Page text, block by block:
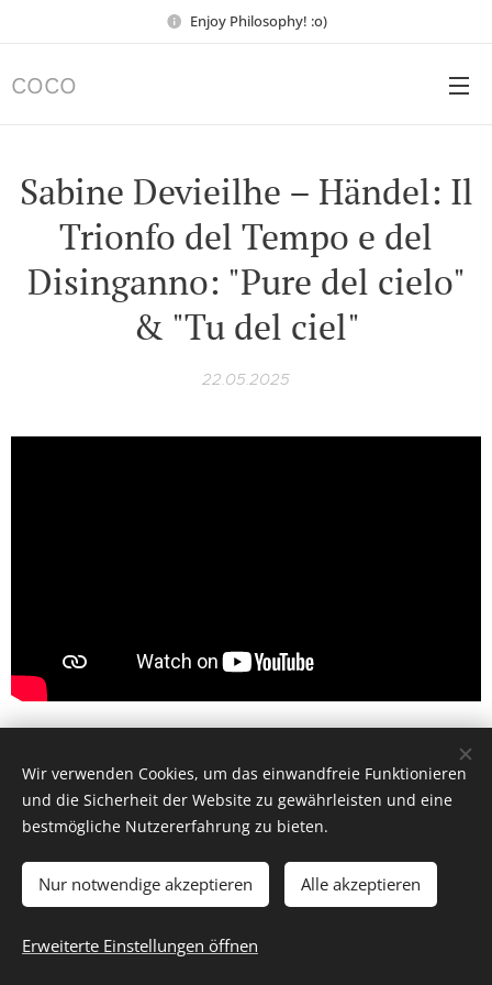
Enjoy Philosophy! :o)
COCO
Sabine Devieilhe – Händel: Il
Trionfo del Tempo e del
Disinganno: "Pure del cielo"
& "Tu del ciel"
22.05.2025
All rights reserved.
Wir verwenden Cookies, um das einwandfreie Funktionieren
und die Sicherheit der Website zu gewährleisten und eine
bestmögliche Nutzererfahrung zu bieten.
Nur notwendige akzeptieren Alle akzeptieren
Erweiterte Einstellungen öffnen